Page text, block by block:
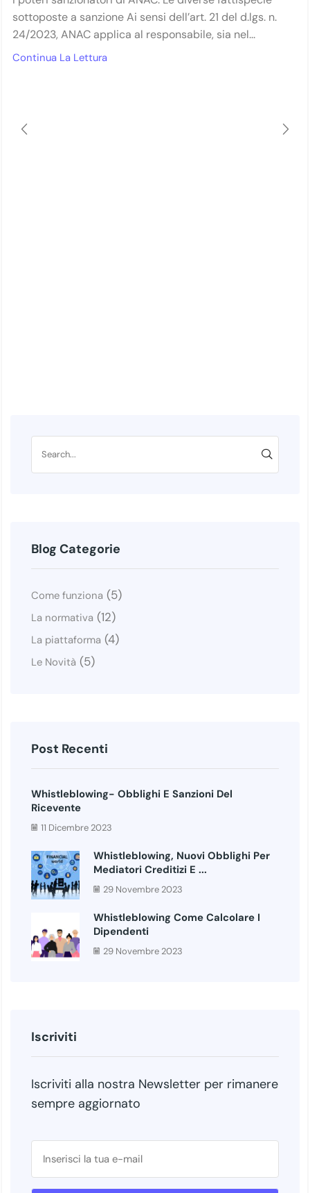
sottoposte a sanzione Ai sensi dell’art. 21 del d.lgs. n.
24/2023, ANAC applica al responsabile, sia nel...
Continua La Lettura
Blog Categorie
Come funziona (5)
La normativa (12)
La piattaforma (4)
Le Novità (5)
Post Recenti
Whistleblowing- Obblighi E Sanzioni Del
Ricevente
11 Dicembre 2023
Whistleblowing, Nuovi Obblighi Per
Mediatori Creditizi E ...
29 Novembre 2023
Whistleblowing Come Calcolare I
Dipendenti
29 Novembre 2023
Iscriviti
Iscriviti alla nostra Newsletter per rimanere
sempre aggiornato